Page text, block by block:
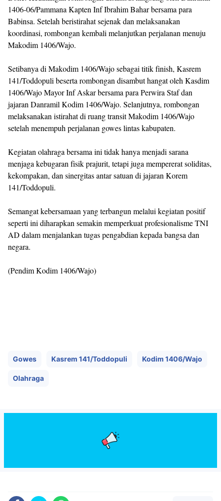
1406-06/Pammana Kapten Inf Ibrahim Bahar bersama para
Babinsa. Setelah beristirahat sejenak dan melaksanakan
koordinasi, rombongan kembali melanjutkan perjalanan menuju
Makodim 1406/Wajo.
Setibanya di Makodim 1406/Wajo sebagai titik finish, Kasrem
141/Toddopuli beserta rombongan disambut hangat oleh Kasdim
1406/Wajo Mayor Inf Askar bersama para Perwira Staf dan
jajaran Danramil Kodim 1406/Wajo. Selanjutnya, rombongan
melaksanakan istirahat di ruang transit Makodim 1406/Wajo
setelah menempuh perjalanan gowes lintas kabupaten.
Kegiatan olahraga bersama ini tidak hanya menjadi sarana
menjaga kebugaran fisik prajurit, tetapi juga mempererat soliditas,
kekompakan, dan sinergitas antar satuan di jajaran Korem
141/Toddopuli.
Semangat kebersamaan yang terbangun melalui kegiatan positif
seperti ini diharapkan semakin memperkuat profesionalisme TNI
AD dalam menjalankan tugas pengabdian kepada bangsa dan
negara.
(Pendim Kodim 1406/Wajo)
Gowes Kasrem 141/Toddopuli Kodim 1406/Wajo
Olahraga